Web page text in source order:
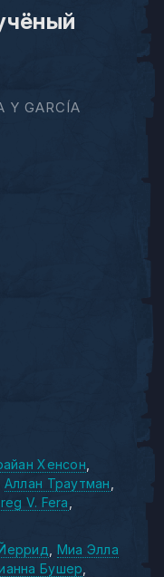
GARCÍA
Хенсон
Аллан Траутман
V. Fera
Миа Элла
Бушер